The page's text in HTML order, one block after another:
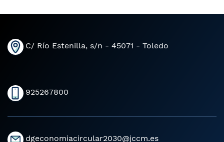
C/ Río Estenilla, s/n - 45071 - Toledo
925267800
dgeconomiacircular2030@jccm.es